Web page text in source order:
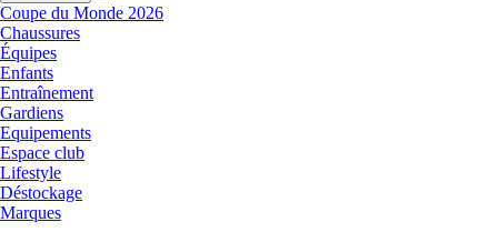
Coupe du Monde 2026
Chaussures
Équipes
Enfants
Entraînement
Gardiens
Equipements
Espace club
Lifestyle
Déstockage
Marques